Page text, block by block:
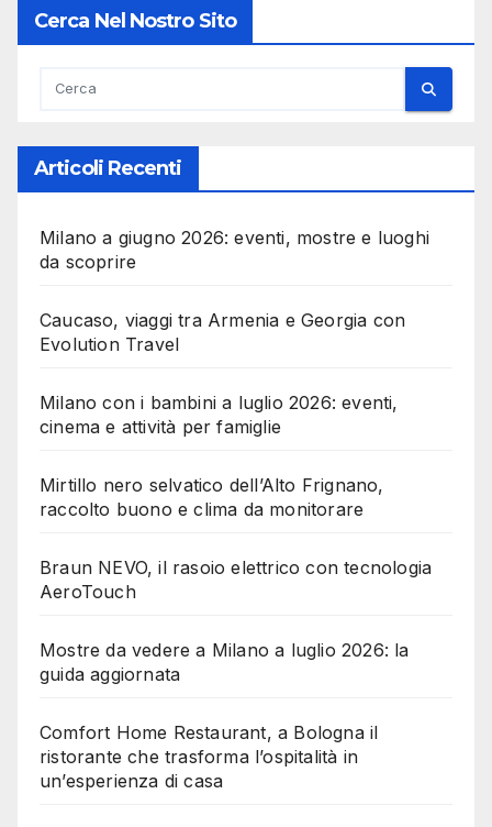
Cerca Nel Nostro Sito
Articoli Recenti
Milano a giugno 2026: eventi, mostre e luoghi
da scoprire
Caucaso, viaggi tra Armenia e Georgia con
Evolution Travel
Milano con i bambini a luglio 2026: eventi,
cinema e attività per famiglie
Mirtillo nero selvatico dell’Alto Frignano,
raccolto buono e clima da monitorare
Braun NEVO, il rasoio elettrico con tecnologia
AeroTouch
Mostre da vedere a Milano a luglio 2026: la
guida aggiornata
Comfort Home Restaurant, a Bologna il
ristorante che trasforma l’ospitalità in
un’esperienza di casa